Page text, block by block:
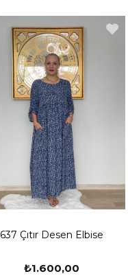
637 Çıtır Desen Elbise
₺1.600,00